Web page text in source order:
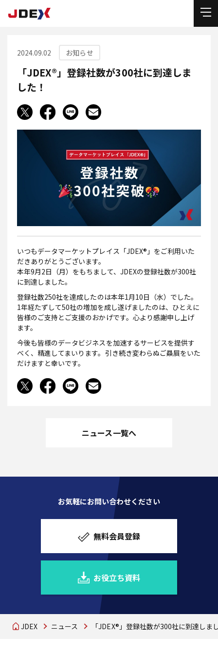
2024.09.02 お知らせ
「JDEX®」登録社数が300社に到達しま
した！
いつもデータマーケットプレイス「JDEX®」をご利用いた
だきありがとうございます。
本年9月2日（月）をもちまして、JDEXの登録社数が300社
に到達しました。
登録社数250社を達成したのは本年1月10日（水）でした。
1年経たずして50社の増加を成し遂げましたのは、ひとえに
皆様のご支持とご支援のおかげです。心より感謝申し上げ
ます。
今後も皆様のデータビジネスを加速するサービスを提供す
べく、精進してまいります。引き続き変わらぬご贔屓をいた
だけますと幸いです。
ニュース一覧へ
お気軽にお問い合わせください
無料会員登録
お役立ち資料
JDEX ニュース 「JDEX®」登録社数が300社に到達しま